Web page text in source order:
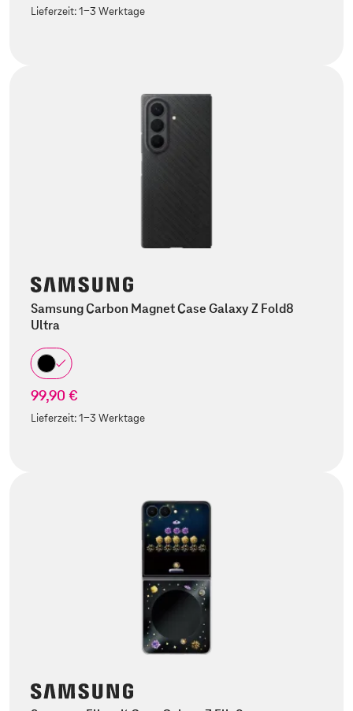
Lieferzeit:1-3 Werktage
Samsung Carbon Magnet Case Galaxy Z Fold8
Ultra
99,90 €
Lieferzeit:1-3 Werktage